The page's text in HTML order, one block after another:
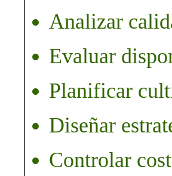
Analizar
Evaluar
Planificar
Diseñar
Controlar